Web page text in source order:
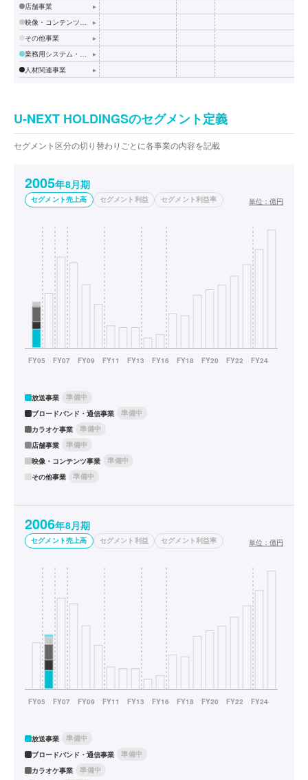
店舗事業
▸
▸
その他事業
▸
▸
人材関連事業
▸
U-NEXT HOLDINGSのセグメント定義
セグメント区分の切り替わりごとに各事業の内容を記載
2005年8月期
セグメント売上高 セグメント利益 セグメント利益率 単位： 億円
放送事業
準備中
ブロードバンド・通信事業
準備中
カラオケ事業
準備中
店舗事業
準備中
映像・コンテンツ事業
準備中
その他事業
準備中
2006年8月期
セグメント売上高 セグメント利益 セグメント利益率 単位： 億円
放送事業
準備中
ブロードバンド・通信事業
準備中
カラオケ事業
準備中